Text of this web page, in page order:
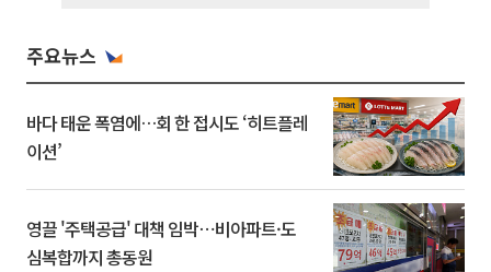
주요뉴스
바다 태운 폭염에…회 한 접시도 ‘히트플레
이션’
영끌 '주택공급' 대책 임박⋯비아파트·도
심복합까지 총동원